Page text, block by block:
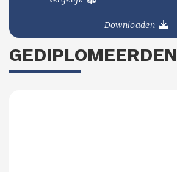
Downloaden
GEDIPLOMEERDEN